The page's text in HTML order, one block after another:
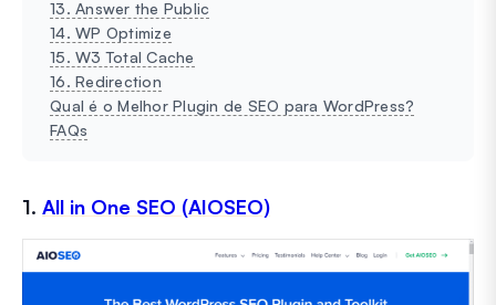
13. Answer the Public
14. WP Optimize
15. W3 Total Cache
16. Redirection
Qual é o Melhor Plugin de SEO para WordPress?
FAQs
1. All in One SEO (AIOSEO)